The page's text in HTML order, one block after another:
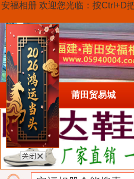
安福相册 欢迎您光临：按Ctrl+D
首页 莆田贸易城